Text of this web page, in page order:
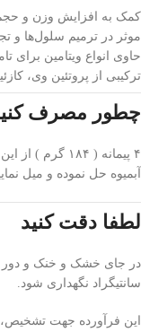
کمک به افزایش وزن و
موثر در ترمیم سلول‌ها و
حاوی انواع ویتامین برای تامین نیاز
ترکیبی از پروتئین وی،
چطور مصرف
آبمیوه حل نموده و میل
لطفا دقت کنید
سانتیگراد نگهداری شود.
این فرآورده جهت تشخیص،